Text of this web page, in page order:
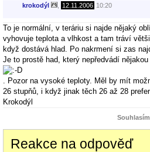
krokodýl 12.11.2006 10:20
To je normální, v teráriu si najde nějaký
vyhovuje teplota a vlhkost a tam tráví
když dostává hlad. Po nakrmení si zas
Je to prostě had, který nepředvádí
. Pozor na vysoké teploty. Měl by mít
26 stupňů, i když jinak těch 26 až 28
Krokodýl
Souhlasím
Reakce na odpověď